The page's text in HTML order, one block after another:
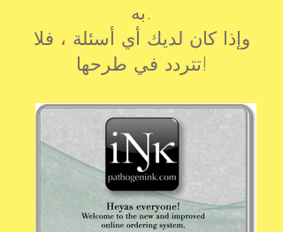
به.
وإذا كان لديك أي أسئلة ، فلا
تتردد في طرحها!